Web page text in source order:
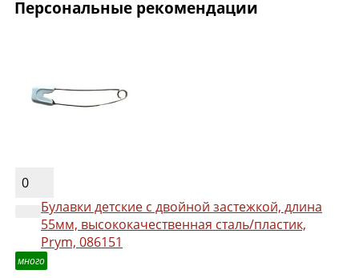
Персональные рекомендации
0
Булавки детские с двойной застежкой, длина
55мм, высококачественная сталь/пластик,
Prym, 086151
много